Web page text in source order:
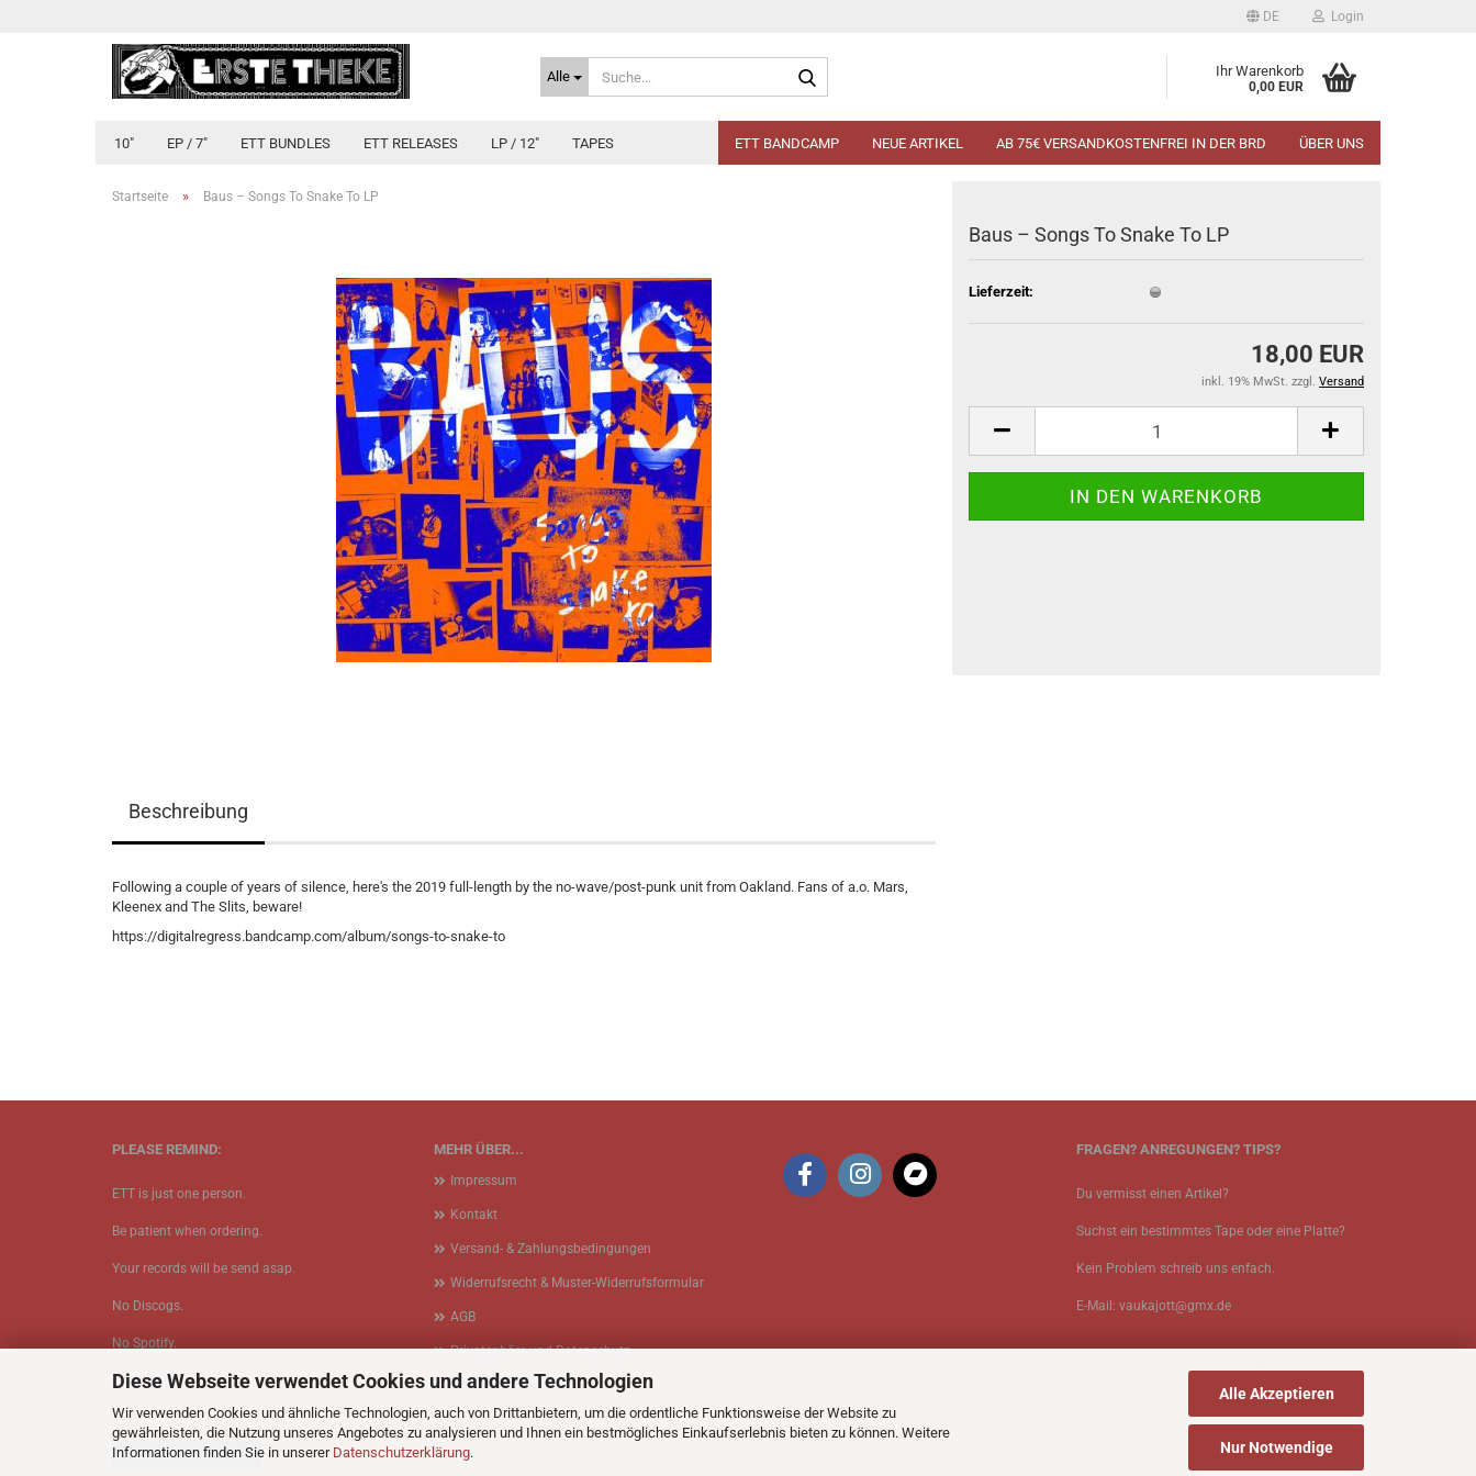
Diese Webseite verwendet Cookies und andere Technologien
Wir verwenden Cookies und ähnliche Technologien, auch von Drittanbietern, um die ordentliche Funktionsweise der Website zu
gewährleisten, die Nutzung unseres Angebotes zu analysieren und Ihnen ein bestmögliches Einkaufserlebnis bieten zu können. Weitere
Informationen finden Sie in unserer Datenschutzerklärung.
Alle Akzeptieren
Nur Notwendige
DE Login
Alle Ihr Warenkorb
0,00 EUR
10" EP / 7" ETT BUNDLES ETT RELEASES LP / 12" TAPES ETT BANDCAMP NEUE ARTIKEL AB 75€ VERSANDKOSTENFREI IN DER BRD ÜBER UNS
Startseite » Baus ‎– Songs To Snake To LP
Baus ‎– Songs To Snake To LP
Lieferzeit:
18,00 EUR
inkl. 19% MwSt. zzgl. Versand
Beschreibung
Following a couple of years of silence, here's the 2019 full-length by the no-wave/post-punk unit from Oakland. Fans of a.o. Mars,
Kleenex and The Slits, beware!
https://digitalregress.bandcamp.com/album/songs-to-snake-to
MEHR ÜBER...
Impressum
Kontakt
Versand- & Zahlungsbedingungen
Widerrufsrecht & Muster-Widerrufsformular
AGB
Privatsphäre und Datenschutz
Cookie Einstellungen
FRAGEN? ANREGUNGEN? TIPS?
Du vermisst einen Artikel?
Suchst ein bestimmtes Tape oder eine Platte?
Kein Problem schreib uns enfach.
E-Mail: vaukajott@gmx.de
PLEASE REMIND:
ETT is just one person.
Be patient when ordering.
Your records will be send asap.
No Discogs.
No Spotify.
No Bullshit.
Vertrag widerrufen